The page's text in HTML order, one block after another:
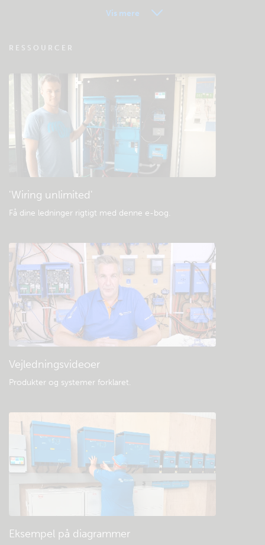
fjernovervågning
Tjek fællesskabets videnbase
Generelle downloads og dokumentation
Vis mere
RESSOURCER
'Wiring unlimited'
Få dine ledninger rigtigt med denne e-bog.
Vejledningsvideoer
Produkter og systemer forklaret.
Eksempel på diagrammer